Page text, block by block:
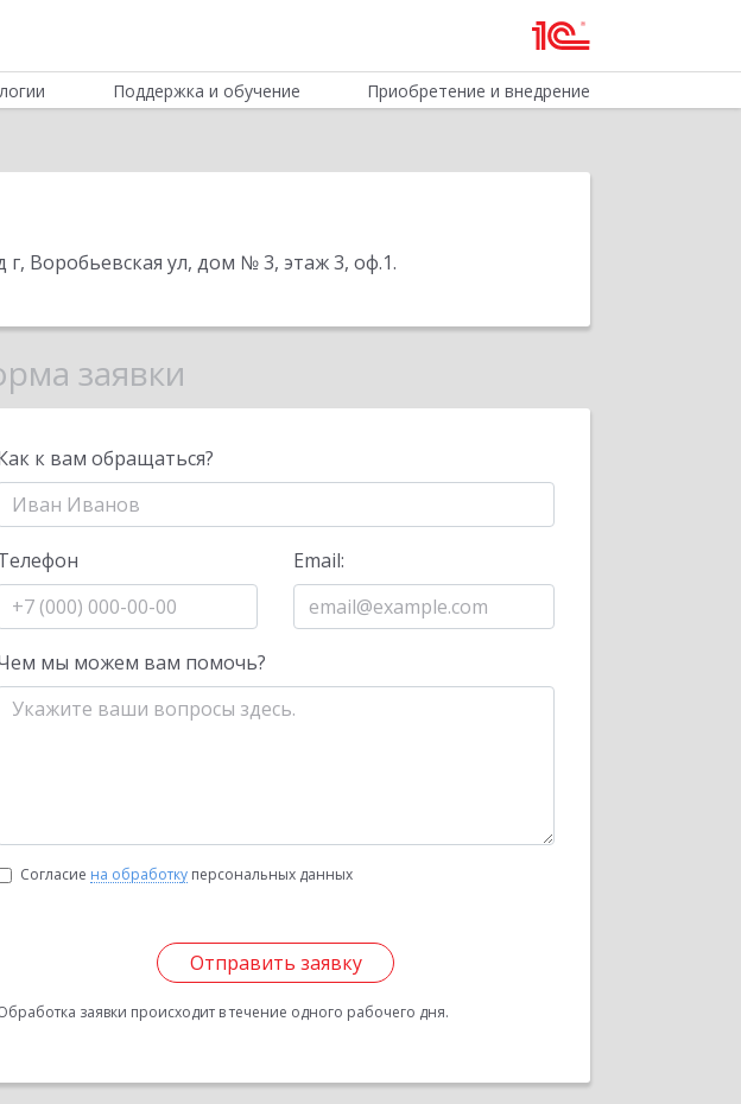
Поддержка и обучение Приобретение и внедрение
г, Воробьевская ул, дом № 3, этаж 3, оф.1.
заявки
к вам обращаться?
Email:
мы можем вам помочь?
Согласие на обработку персональных данных
Отправить заявку
заявки происходит в течение одного рабочего дня.